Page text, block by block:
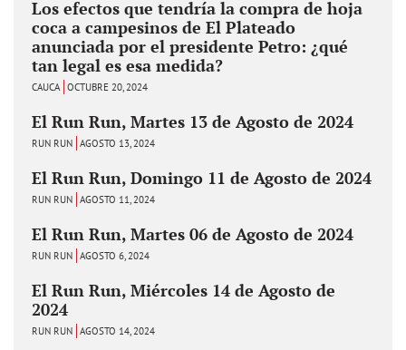
Los efectos que tendría la compra de hoja
coca a campesinos de El Plateado
anunciada por el presidente Petro: ¿qué
tan legal es esa medida?
CAUCA OCTUBRE 20, 2024
El Run Run, Martes 13 de Agosto de 2024
RUN RUN AGOSTO 13, 2024
El Run Run, Domingo 11 de Agosto de 2024
RUN RUN AGOSTO 11, 2024
El Run Run, Martes 06 de Agosto de 2024
RUN RUN AGOSTO 6, 2024
El Run Run, Miércoles 14 de Agosto de
2024
RUN RUN AGOSTO 14, 2024